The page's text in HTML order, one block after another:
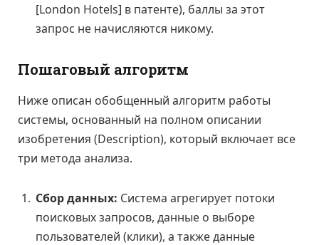
[London Hotels] в патенте), баллы за этот
запрос не начисляются никому.
Пошаговый алгоритм
Ниже описан обобщенный алгоритм работы
системы, основанный на полном описании
изобретения (Description), который включает все
три метода анализа.
Сбор данных: Система агрегирует потоки
поисковых запросов, данные о выборе
пользователей (клики), а также данные